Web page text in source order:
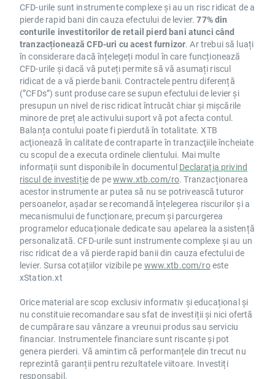
CFD-urile sunt instrumente complexe și au un risc ridicat de a
pierde rapid bani din cauza efectului de levier.77% din
conturile investitorilor de retail pierd bani atunci când
tranzacționează CFD-uri cu acest furnizor. Ar trebui să luați
în considerare dacă înțelegeți modul în care funcționează
CFD-urile și dacă vă puteți permite să vă asumați riscul
ridicat de a vă pierde banii. Contractele pentru diferență
(”CFDs”) sunt produse care se supun efectului de levier și
presupun un nivel de risc ridicat întrucât chiar și mișcările
minore de preț ale activului suport vă pot afecta contul.
Balanța contului poate fi pierdută în totalitate. XTB
acţionează în calitate de contraparte în tranzacţiile încheiate
cu scopul de a executa ordinele clientului. Mai multe
informații sunt disponibile în documentul Declarația privind
riscul de investițiede pewww.xtb.com/ro. Tranzacționarea
acestor instrumente ar putea să nu se potrivească tuturor
persoanelor, așadar se recomandă înțelegerea riscurilor și a
mecanismului de funcționare, precum și parcurgerea
programelor educaționale dedicate sau apelarea la asistență
personalizată. CFD-urile sunt instrumente complexe și au un
risc ridicat de a vă pierde rapid banii din cauza efectului de
levier. Sursa cotațiilor vizibile pe www.xtb.com/roeste
xStation.xt
Orice material are scop exclusiv informativ și educațional și
nu constituie recomandare sau sfat de investiții și nici ofertă
de cumpărare sau vânzare a vreunui produs sau serviciu
financiar. Instrumentele financiare sunt riscante și pot
genera pierderi. Vă amintim că performanțele din trecut nu
reprezintă garanții pentru rezultatele viitoare. Investiți
responsabil.